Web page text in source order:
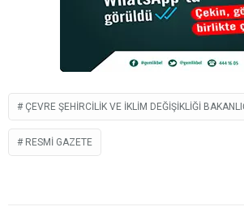
ÇEVRE ŞEHIRCILIK VE İKLIM DEĞIŞIKLIĞI
RESMI GAZETE